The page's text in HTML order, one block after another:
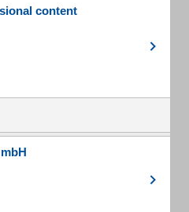
content